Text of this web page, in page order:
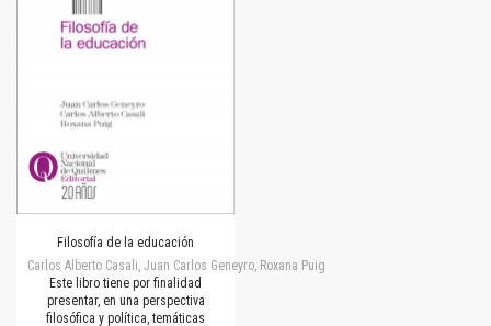
Filosofía de la educación
Carlos Alberto Casali, Juan Carlos Geneyro, Roxana Puig
Este libro tiene por finalidad
presentar, en una perspectiva
filosófica y política, temáticas